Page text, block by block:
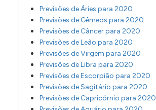
Previsões de Áries para 2020
Previsões de Gêmeos para 2020
Previsões de Câncer para 2020
Previsões de Leão para 2020
Previsões de Virgem para 2020
Previsões de Libra para 2020
Previsões de Escorpião para 2020
Previsões de Sagitário para 2020
Previsões de Capricórnio para 2020